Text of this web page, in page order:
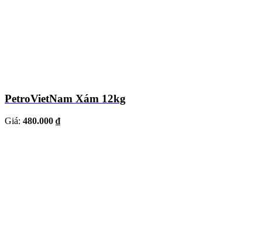
PetroVietNam Xám 12kg
Giá: 480.000 ₫